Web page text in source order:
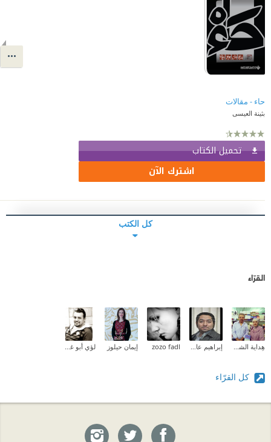
حاء - مقالات
بثينة العيسى
تحميل الكتاب
اشترك الآن
كل الكتب
القرّاء
هِداية الشحروري إبراهيم عادل zozo fadl إيمان حيلوز لؤي أبو غوش (Loai AbuGhoush)
كل القرّاء